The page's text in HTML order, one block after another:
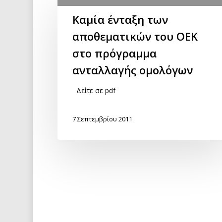
Καμία ένταξη των
αποθεματικών του ΟΕΚ
στο πρόγραμμα
ανταλλαγής ομολόγων
Δείτε σε pdf
7 Σεπτεμβρίου 2011